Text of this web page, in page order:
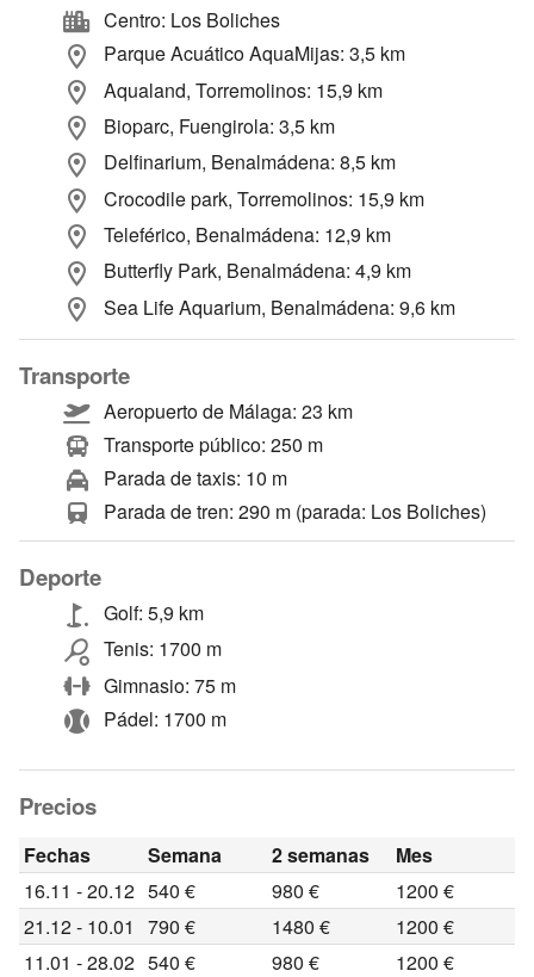
Centro: Los Boliches
Parque Acuático AquaMijas: 3,5 km
Aqualand, Torremolinos: 15,9 km
Bioparc, Fuengirola: 3,5 km
Delfinarium, Benalmádena: 8,5 km
Crocodile park, Torremolinos: 15,9 km
Teleférico, Benalmádena: 12,9 km
Butterfly Park, Benalmádena: 4,9 km
Sea Life Aquarium, Benalmádena: 9,6 km
Transporte
Aeropuerto de Málaga: 23 km
Transporte público: 250 m
Parada de taxis: 10 m
Parada de tren: 290 m (parada: Los Boliches)
Deporte
Golf: 5,9 km
Tenis: 1700 m
Gimnasio: 75 m
Pádel: 1700 m
Precios
Fechas Semana 2 semanas
Mes
16.11 - 20.12 540 € 980 €
1200 €
21.12 - 10.01
790 € 1480 €
1200 €
11.01 - 28.02 540 € 980 €
1200 €